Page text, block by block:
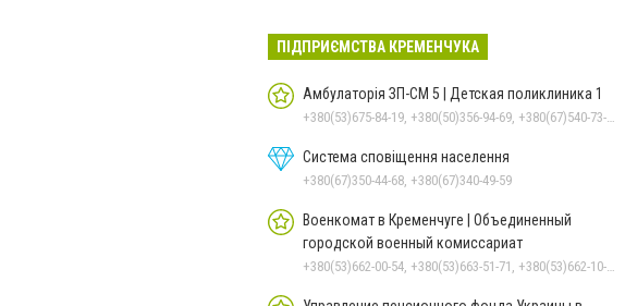
ПІДПРИЄМСТВА КРЕМЕНЧУКА
Амбулаторія ЗП-СМ 5 | Детская поликлиника 1
+380(53)675-84-19, +380(50)356-94-69, +380(67)540-73-87
Система сповіщення населення
+380(67)350-44-68, +380(67)340-49-59
Военкомат в Кременчуге | Объединенный
городской военный комиссариат
+380(53)662-00-54, +380(53)663-51-71, +380(53)662-10-35